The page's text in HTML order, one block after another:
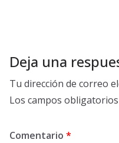
Deja una
Tu dirección de correo
Los campos
Comentario *